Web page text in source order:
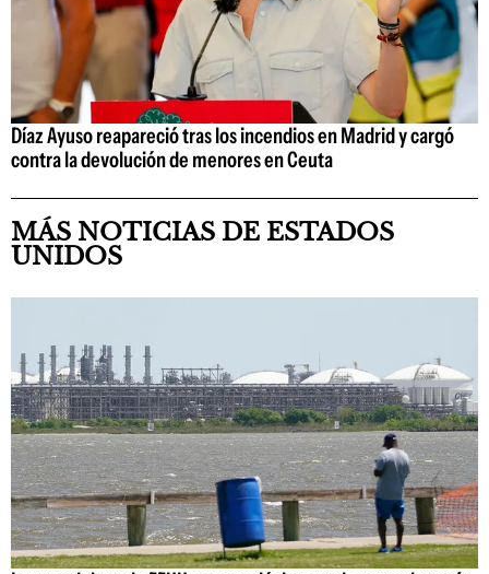
Díaz Ayuso reapareció tras los incendios en Madrid y cargó
contra la devolución de menores en Ceuta
MÁS NOTICIAS DE ESTADOS
UNIDOS